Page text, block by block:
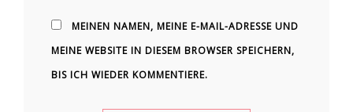
MEINEN NAMEN, MEINE E-MAIL-ADRESSE UND
MEINE WEBSITE IN DIESEM BROWSER SPEICHERN,
BIS ICH WIEDER KOMMENTIERE.